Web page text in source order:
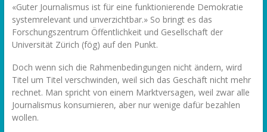
«Guter Journalismus ist für eine funktionierende Demokratie
systemrelevant und unverzichtbar.» So bringt es das
Forschungszentrum Öffentlichkeit und Gesellschaft der
Universität Zürich (fög) auf den Punkt.
Doch wenn sich die Rahmenbedingungen nicht ändern, wird
Titel um Titel verschwinden, weil sich das Geschäft nicht mehr
rechnet. Man spricht von einem Marktversagen, weil zwar alle
Journalismus konsumieren, aber nur wenige dafür bezahlen
wollen.